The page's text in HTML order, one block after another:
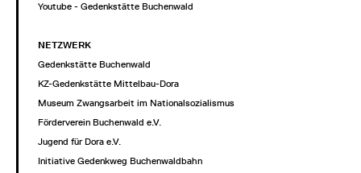
Youtube - Gedenkstätte Buchenwald
NETZWERK
Gedenkstätte Buchenwald
KZ-Gedenkstätte Mittelbau-Dora
Museum Zwangsarbeit im Nationalsozialismus
Förderverein Buchenwald e.V.
Jugend für Dora e.V.
Initiative Gedenkweg Buchenwaldbahn